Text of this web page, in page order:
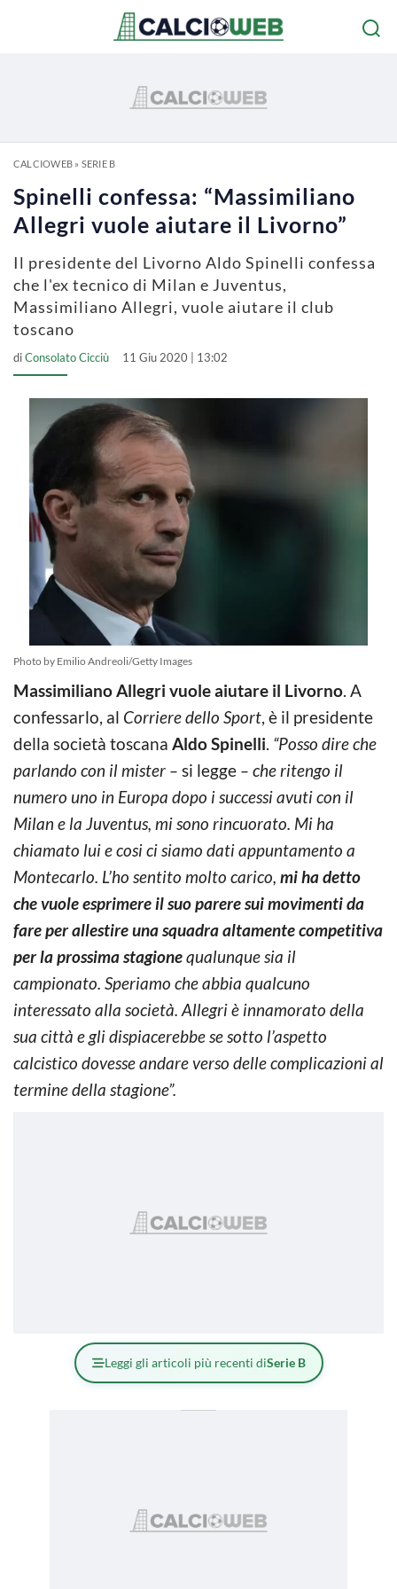
CALCIOWEB» SERIE B
Spinelli confessa: “Massimiliano
Allegri vuole aiutare il Livorno”
Il presidente del Livorno Aldo Spinelli confessa
che l'ex tecnico di Milan e Juventus,
Massimiliano Allegri, vuole aiutare il club
toscano
diConsolato Cicciù 11 Giu 2020 | 13:02
Photo by Emilio Andreoli/Getty Images
Massimiliano Allegri vuole aiutare il Livorno. A
confessarlo, al Corriere dello Sport, è il presidente
della società toscana Aldo Spinelli. “Posso dire che
parlando con il mister – si legge – che ritengo il
numero uno in Europa dopo i successi avuti con il
Milan e la Juventus, mi sono rincuorato. Mi ha
chiamato lui e cosi ci siamo dati appuntamento a
Montecarlo. L’ho sentito molto carico, mi ha detto
che vuole esprimere il suo parere sui movimenti da
fare per allestire una squadra altamente competitiva
per la prossima stagionequalunque sia il
campionato. Speriamo che abbia qualcuno
interessato alla società. Allegri è innamorato della
sua città e gli dispiacerebbe se sotto l’aspetto
calcistico dovesse andare verso delle complicazioni al
termine della stagione”.
Leggi gli articoli più recenti diSerie B